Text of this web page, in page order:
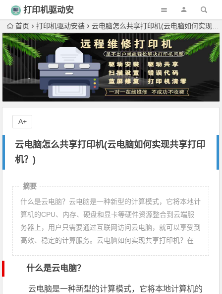
打印机驱动安
装首页 打印机驱动安装 云电脑怎么共享打印机(云电脑如何实现共享打印机？)
云电脑怎么共享打印机(云电脑如何实现共享打印
机？)
A+
摘要
什么是云电脑？云电脑是一种新型的计算模式，它将本地计
算机的CPU、内存、硬盘和显卡等硬件资源整合到云端服
务器上，用户只需要通过互联网访问云电脑，就可以享受到
高效、稳定的计算服务。云电脑如何实现共享打印机？在
什么是云电脑？
云电脑是一种新型的计算模式，它将本地计算机的